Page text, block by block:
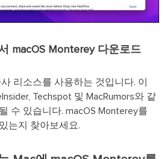
macOS Monterey 다운로드
리소스를 사용하는 것입니다. 이
Techspot 및 MacRumors와 같
수 있습니다. macOS Monterey를
는지 찾아보세요.